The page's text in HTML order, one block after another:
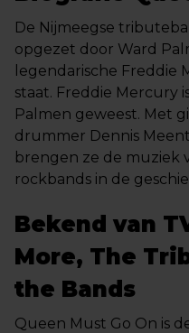
De Nijmeegse
opgezet door Ward
legendarische Freddie
staat. Freddie Mercury
Palmen geweest. Met
drummer Dennis
brengen ze de muziek
rockbands in de
Bekend van
More, The
the Bands
Queen Must Go On is